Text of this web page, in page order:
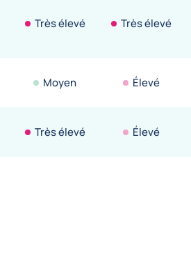
Très élevé Très élevé
Moyen Élevé
Très élevé Élevé